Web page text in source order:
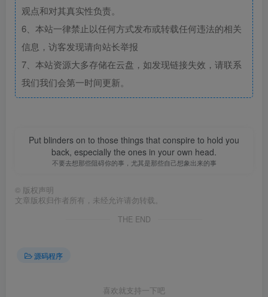
观点和对其真实性负责。
6、本站一律禁止以任何方式发布或转载任何违法的相关
信息，访客发现请向站长举报
7、本站资源大多存储在云盘，如发现链接失效，请联系
我们我们会第一时间更新。
Put blinders on to those things that conspire to hold you
back, especially the ones in your own head.
不要去想那些阻碍你的事，尤其是那些自己想象出来的事
© 版权声明
文章版权归作者所有，未经允许请勿转载。
THE END
源码程序
喜欢就支持一下吧